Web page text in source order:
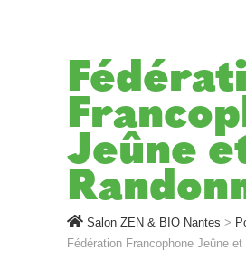
Jeûne
Salon ZEN & BIO Nantes >
Fédération Francophone Jeûne et